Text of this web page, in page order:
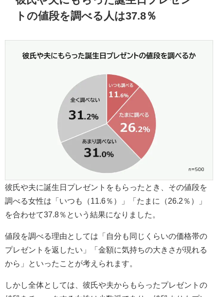
トの値段を調べる人は37.8％
彼氏や夫に誕生日プレゼントをもらったとき、その値段を
調べる女性は「いつも（11.6％）」「たまに（26.2％）」
を合わせて37.8％という結果になりました。
値段を調べる理由としては「自分も同じくらいの価格帯の
プレゼントを返したい」「金額に気持ちの大きさが現れる
から」といったことが考えられます。
しかし全体としては、彼氏や夫からもらったプレゼントの